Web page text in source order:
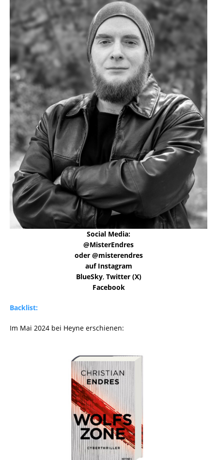
Social Media:
@MisterEndres
oder @misterendres
auf Instagram
BlueSky, Twitter (X)
Facebook
Backlist:
Im Mai 2024 bei Heyne erschienen: